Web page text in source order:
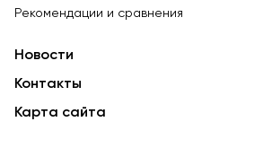
Рекомендации и сравнения
Новости
Контакты
Карта сайта